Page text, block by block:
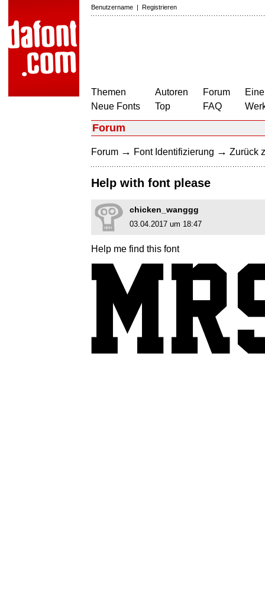
Benutzername | Registrieren
Themen
Neue Fonts
Autoren
Top
Forum
FAQ
Forum
Forum → Font Identifizierung → Zurück
Help with font please
chicken_wanggg
03.04.2017 um 18:47
Help me find this font